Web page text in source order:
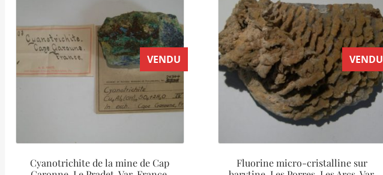
VENDU
Cyanotrichite de la mine de Cap
VENDU
Fluorine micro-cristalline sur